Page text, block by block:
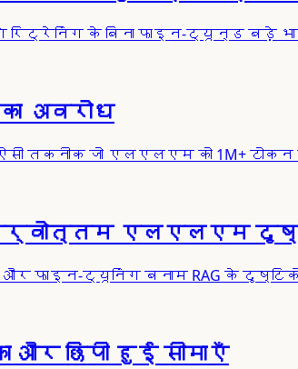
रिट्रेनिंग के बिना फाइन-ट्यून्ड बड़े
अवरोध
तकनीक जो एलएलएम को 1M+
सर्वोत्तम एलएलएम
फाइन-ट्यूनिंग बनाम RAG के
छिपी हुई सीमाएँ